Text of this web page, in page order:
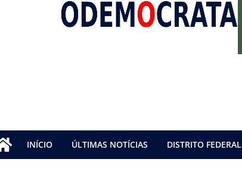
INÍCIO ÚLTIMAS NOTÍCIAS DISTRITO FEDERAL